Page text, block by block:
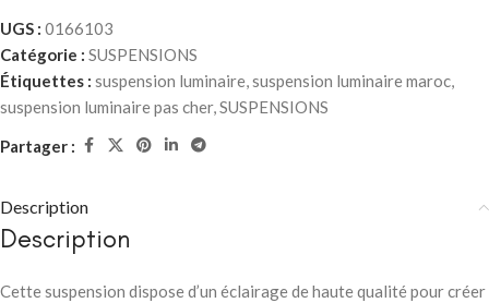
UGS : 0166103
Catégorie : SUSPENSIONS
Étiquettes : suspension luminaire,suspension luminaire maroc,
suspension luminaire pas cher,SUSPENSIONS
Partager :
Description
Description
Cette suspension dispose d’un éclairage de haute qualité pour créer